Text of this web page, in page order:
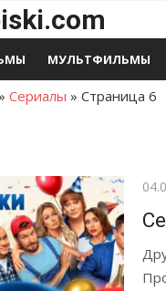
МУЛЬТФИЛЬМЫ
Сериалы » Страница 6